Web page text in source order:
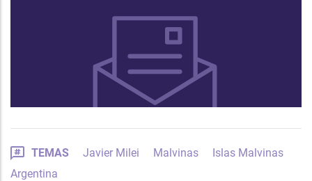
TEMAS Javier Milei Malvinas
Islas Malvinas
Argentina